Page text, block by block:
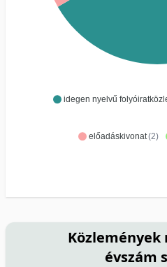
idegen nyelvű
előadáskivonat(2)
Közlemények
évszám